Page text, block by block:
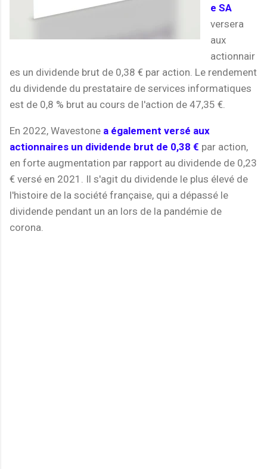
e SA
versera
aux
actionnair
es un dividende brut de 0,38 € par action. Le rendement
du dividende du prestataire de services informatiques
est de 0,8 % brut au cours de l'action de 47,35 €.
En 2022, Wavestone a également versé aux
actionnaires un dividende brut de 0,38 € par action,
en forte augmentation par rapport au dividende de 0,23
€ versé en 2021. Il s'agit du dividende le plus élevé de
l'histoire de la société française, qui a dépassé le
dividende pendant un an lors de la pandémie de
corona.